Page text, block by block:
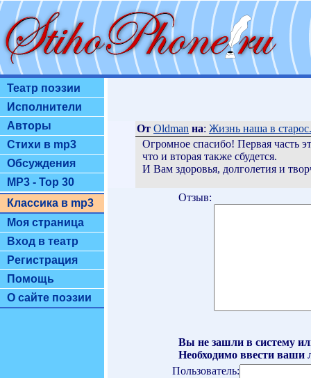
Театр поэзии
Исполнители
Авторы
Стихи в mp3
Обсуждения
MP3 - Top 30
Классика в mp3
Моя страница
Вход в театр
Регистрация
Помощь
О сайте поэзии
От Oldman на: Жизнь наша в
Огромное спасибо! Первая часть
что и вторая также сбудется.
И Вам здоровья, долголетия и
Отзыв:
Вы не зашли в систему
Необходимо ввести ваши
Пользователь: